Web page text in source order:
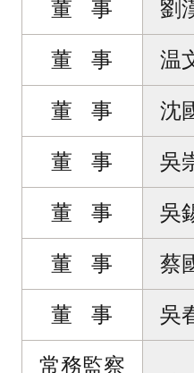
董 事 劉
董 事 温
董 事 沈
董 事 吳
董 事 吳
董 事 蔡
董 事 吳
常務監察